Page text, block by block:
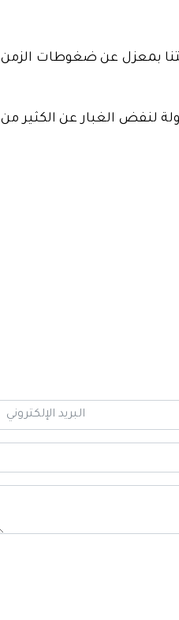
بمعزل عن ضغوطات الزمن
لنفض الغبار عن الكثير من